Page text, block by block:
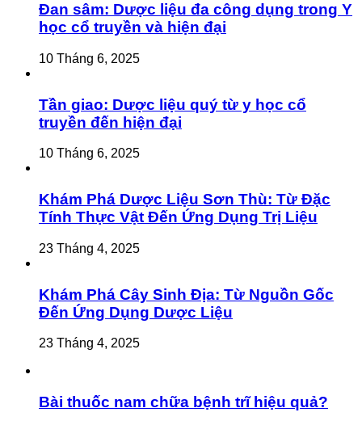
Đan sâm: Dược liệu đa công dụng trong Y
học cổ truyền và hiện đại
10 Tháng 6, 2025
Tần giao: Dược liệu quý từ y học cổ
truyền đến hiện đại
10 Tháng 6, 2025
Khám Phá Dược Liệu Sơn Thù: Từ Đặc
Tính Thực Vật Đến Ứng Dụng Trị Liệu
23 Tháng 4, 2025
Khám Phá Cây Sinh Địa: Từ Nguồn Gốc
Đến Ứng Dụng Dược Liệu
23 Tháng 4, 2025
Bài thuốc nam chữa bệnh trĩ hiệu quả?